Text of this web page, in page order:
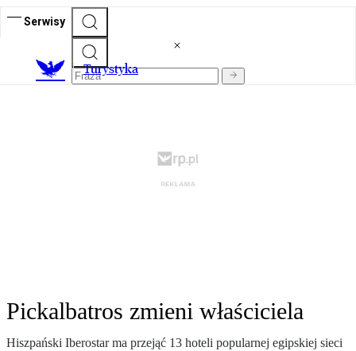
Serwisy
Turystyka
Pickalbatros zmieni właściciela
Hiszpański Iberostar ma przejąć 13 hoteli popularnej egipskiej sieci